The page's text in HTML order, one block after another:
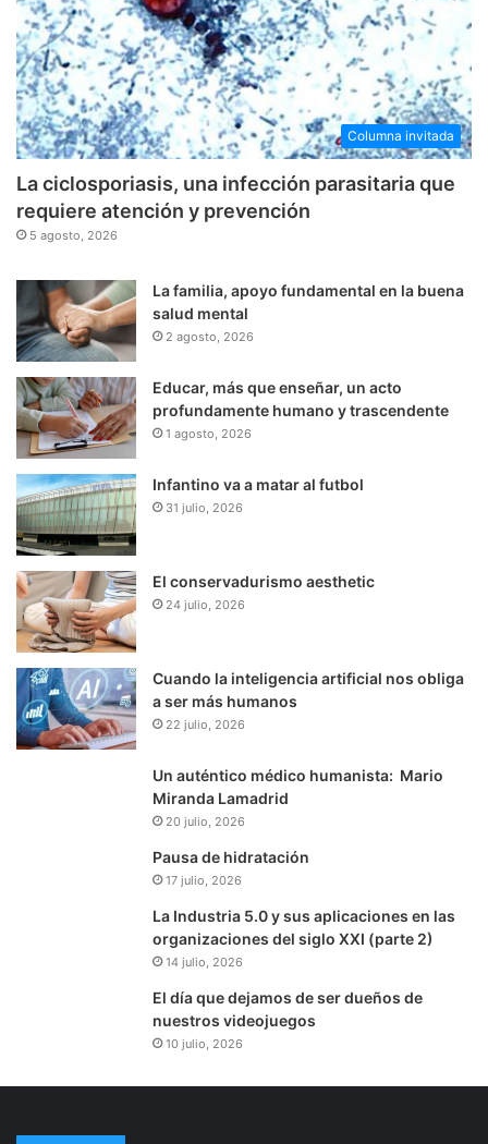
Columna invitada
La ciclosporiasis, una infección parasitaria que
requiere atención y prevención
5 agosto, 2026
La familia, apoyo fundamental en la buena
salud mental
2 agosto, 2026
Educar, más que enseñar, un acto
profundamente humano y trascendente
1 agosto, 2026
Infantino va a matar al futbol
31 julio, 2026
El conservadurismo aesthetic
24 julio, 2026
Cuando la inteligencia artificial nos obliga
a ser más humanos
22 julio, 2026
Un auténtico médico humanista: Mario
Miranda Lamadrid
20 julio, 2026
Pausa de hidratación
17 julio, 2026
La Industria 5.0 y sus aplicaciones en las
organizaciones del siglo XXI (parte 2)
14 julio, 2026
El día que dejamos de ser dueños de
nuestros videojuegos
10 julio, 2026